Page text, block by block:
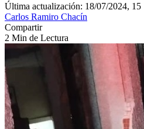
Última actualización: 18/07/2024, 15
Carlos Ramiro Chacín
Compartir
2 Min de Lectura